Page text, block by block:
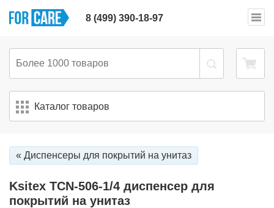
8 (499) 390-18-97
Каталог товаров
« Диспенсеры для покрытий на унитаз
Ksitex TCN-506-1/4 диспенсер для
покрытий на унитаз